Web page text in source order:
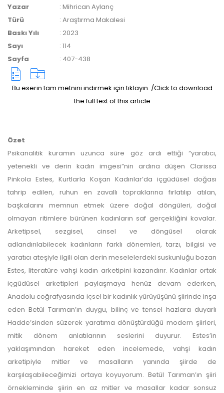
yapılmamaktadır.
Dergiye makale
sonraki öndenetim,
Alan Editörü değerlendirmesi
Dergipark üzerinden
gerçekleştirilmektedir.
Yazar : Mihrican Aylanç
Türü
: Araştırma Makalesi
Baskı Yılı
: 2023
Sayı
: 114
Sayfa
: 407-438
Bu eserin tam metnini indirmek için tıklayın. /Click to download
the full text of this article
Özet
Psikanalitik kuramın uzunca süre göz ardı ettiği “yaratıcı,
yetenekli ve derin kadın imgesi”nin ardına düşen Clarissa
Pinkola Estes, Kurtlarla Koşan Kadınlar’da içgüdüsel doğası
tahrip edilen, ruhun en zavallı topraklarına fırlatılıp atılan,
başkalarını memnun etmek üzere doğal döngüleri, doğal
olmayan ritimlere bürünen kadınların saf gerçekliğini kovalar.
Arketipsel, sezgisel, cinsel ve döngüsel olarak
adlandırılabilecek kadınların farklı dönemleri, tarzı, bilgisi ve
yaratıcı ateşiyle ilgili olan derin meselelerdeki suskunluğu bozan
Estes, literatüre vahşi kadın arketipini kazandırır. Kadınlar ortak
içgüdüsel arketipleri paylaşmaya henüz devam ederken,
Anadolu coğrafyasında içsel bir kadınlık yürüyüşünü şiirinde inşa
eden Betül Tarıman’ın duygu, bilinç ve tensel hazlara duyarlı
Hadde’sinden süzerek yaratıma dönüştürdüğü modern şiirleri,
mitik dönem anlatılarının seslerini duyurur. Estes’in
yaklaşımından hareket eden incelemede, vahşi kadın
arketipiyle mitler ve masalların yanında şiirde de
karşılaşabileceğimizi ortaya koyuyorum. Betül Tarıman’ın şiiri
örnekleminde şiirin en az mitler ve masallar kadar sonsuz